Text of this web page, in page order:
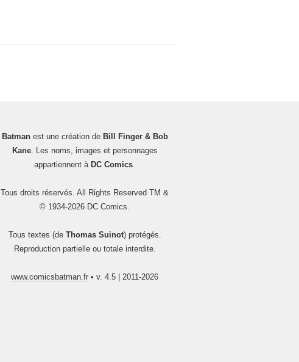
Batmanest une création de Bill Finger & Bob
Kane. Les noms, images et personnages
appartiennent à DC Comics.
Tous droits réservés. All Rights Reserved TM &
© 1934-2026 DC Comics.
Tous textes (de Thomas Suinot) protégés.
Reproduction partielle ou totale interdite.
www.comicsbatman.fr • v. 4.5 | 2011-2026